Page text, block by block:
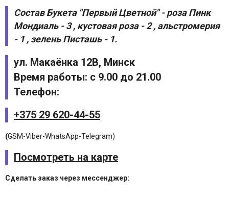
Состав Букета "Первый Цветной" - роза Пинк
Мондиаль - 3 , кустовая роза - 2 , альстромерия
- 1 , зелень Писташь - 1.
ул. Макаёнка 12В, Минск
Время работы: с 9.00 до 21.00
Телефон:
+375 29 620-44-55
(GSM-Viber-WhatsApp-Telegram)
Посмотреть на карте
Сделать заказ через мессенджер: